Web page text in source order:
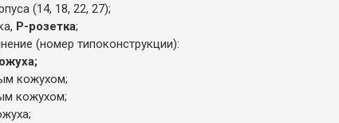
(14, 18, 22, 27);
Р-розетка;
(номер типоконструкции):
кожухом;
кожухом;